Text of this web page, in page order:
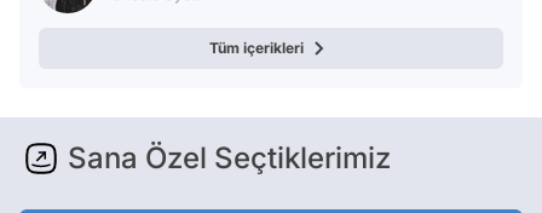
Tüm içerikleri
Sana Özel Seçtiklerimiz